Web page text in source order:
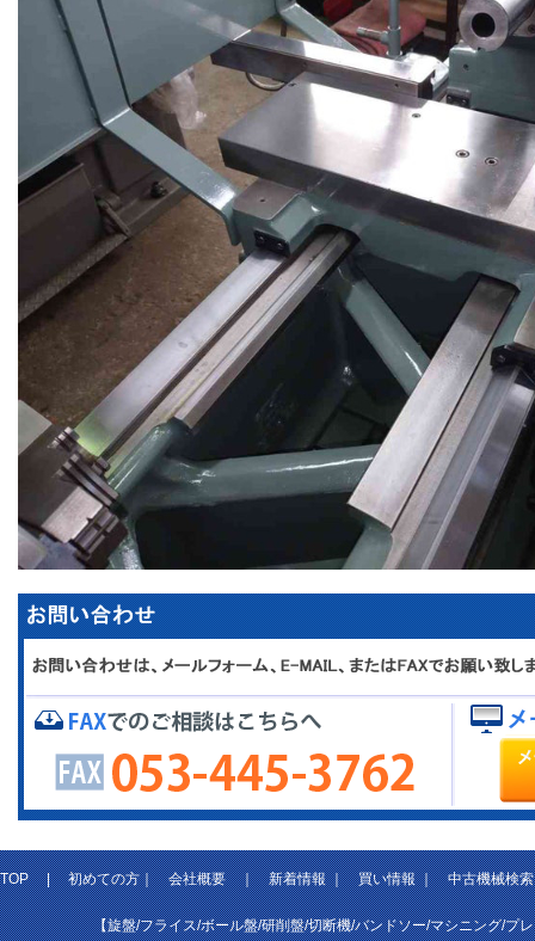
TOP|初めての方｜会社概要｜新着情報｜買い情報｜中古機械検索
【旋盤/フライス/ボール盤/研削盤/切断機/バンドソー/マシニング/プ